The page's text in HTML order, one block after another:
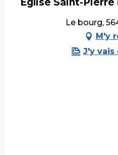
Le bourg,
M'y
J'y vais